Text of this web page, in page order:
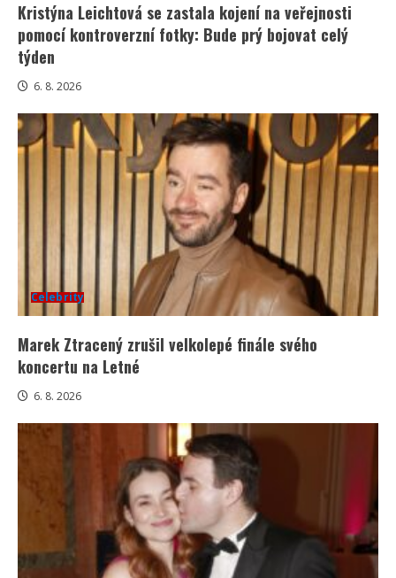
Kristýna Leichtová se zastala kojení na veřejnosti
pomocí kontroverzní fotky: Bude prý bojovat celý
týden
6. 8. 2026
Celebrity
Marek Ztracený zrušil velkolepé finále svého
koncertu na Letné
6. 8. 2026